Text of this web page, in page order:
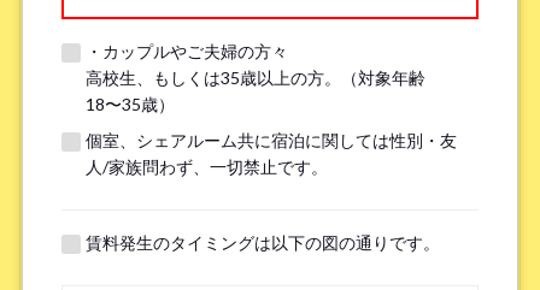
※携帯電話をお持ちでない方は、「0」を入力してください。
電話のできる時間帯（月曜日から土曜日 11:00～
17:00） *
・カップルやご夫婦の方々
高校生、もしくは35歳以上の方。（対象年齢
18〜35歳）
個室、シェアルーム共に宿泊に関しては性別・友
人/家族問わず、一切禁止です。
賃料発生のタイミングは以下の図の通りです。